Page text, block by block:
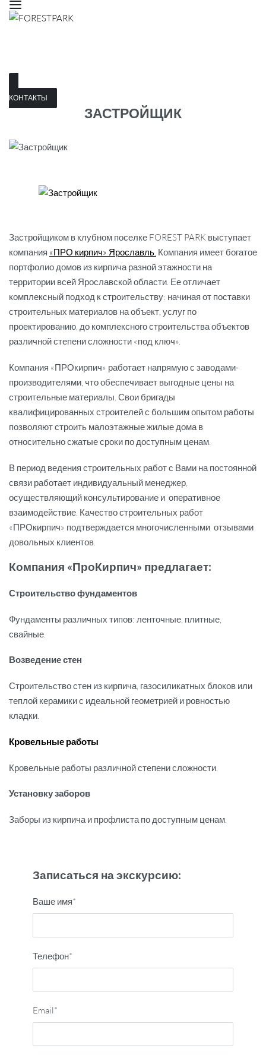
КОНТАКТЫ
ЗАСТРОЙЩИК
Застройщиком в клубном поселке FOREST PARK выступает
компания «ПРО кирпич» Ярославль. Компания имеет богатое
портфолио домов из кирпича разной этажности на
территории всей Ярославской области. Ее отличает
комплексный подход к строительству: начиная от поставки
строительных материалов на объект, услуг по
проектированию, до комплексного строительства объектов
различной степени сложности «под ключ».
Компания «ПРОкирпич» работает напрямую с заводами-
производителями, что обеспечивает выгодные цены на
строительные материалы. Свои бригады
квалифицированных строителей с большим опытом работы
позволяют строить малоэтажные жилые дома в
относительно сжатые сроки по доступным ценам.
В период ведения строительных работ с Вами на постоянной
связи работает индивидуальный менеджер,
осуществляющий консультирование и оперативное
взаимодействие. Качество строительных работ
«ПРОкирпич» подтверждается многочисленными отзывами
довольных клиентов.
Компания «ПроКирпич» предлагает:
Строительство фундаментов
Фундаменты различных типов: ленточные, плитные,
свайные.
Возведение стен
Строительство стен из кирпича, газосиликатных блоков или
теплой керамики с идеальной геометрией и ровностью
кладки.
Кровельные работы
Кровельные работы различной степени сложности.
Установку заборов
Заборы из кирпича и профлиста по доступным ценам.
Записаться на экскурсию:
Ваше имя*
Телефон*
Email*